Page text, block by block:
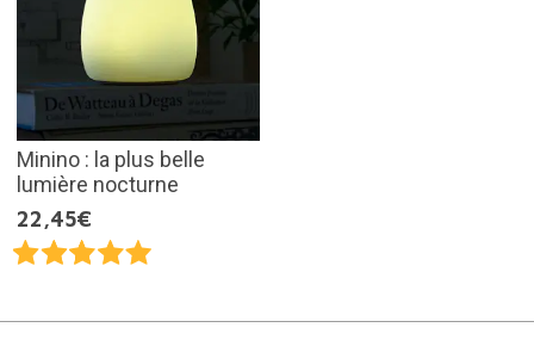
Minino : la plus belle
lumière nocturne
22,45€